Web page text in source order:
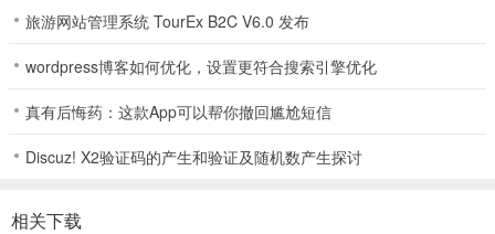
4、我们为您提供无限制的全天候支持。 您将免费获得所有未来版
本。 您的软件许可证是您使用FOREVER的。
Product Key Explorer安装教程
productkeyexplorer_setup.exe文件进行安装。
旅游网站管理系统 TourEx B2C V6.0 发布
wordpress博客如何优化，设置更符合搜索引擎优化
真有后悔药：这款App可以帮你撤回尴尬短信
Discuz! X2验证码的产生和验证及随机数产生探讨
相关下载